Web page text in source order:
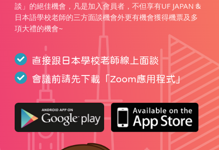
談」的絕佳機會，凡是加入會員者，不但享有UF JAPAN &
日本語學校老師的三方面談機會外更有機會獲得機票及多
項大禮的機會~
直接跟日本學校老師線上面談
會議前請先下載「Zoom應用程式」